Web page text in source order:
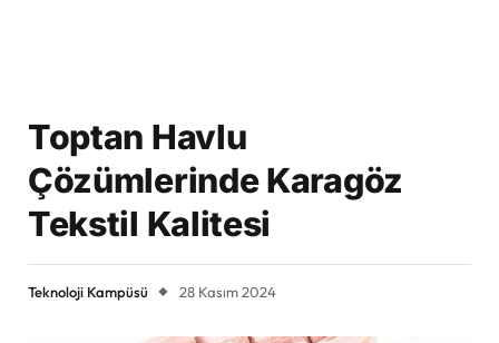
Toptan Havlu
Çözümlerinde Karagöz
Tekstil Kalitesi
Teknoloji Kampüsü 28 Kasım 2024